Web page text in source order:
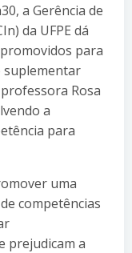
a Gerência de
da UFPE dá
para
suplementar
Rosa
a
para
uma
competências
prejudicam a